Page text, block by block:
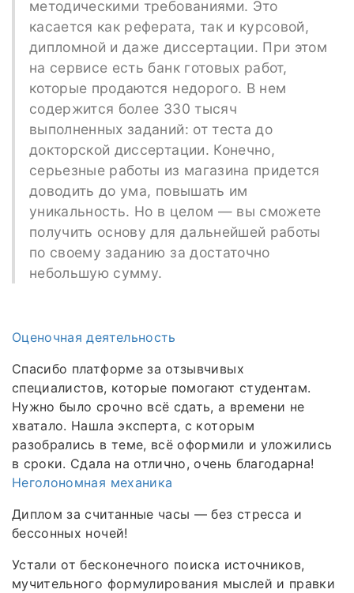
методическими требованиями. Это
касается как реферата, так и курсовой,
дипломной и даже диссертации. При этом
на сервисе есть банк готовых работ,
которые продаются недорого. В нем
содержится более 330 тысяч
выполненных заданий: от теста до
докторской диссертации. Конечно,
серьезные работы из магазина придется
доводить до ума, повышать им
уникальность. Но в целом — вы сможете
получить основу для дальнейшей работы
по своему заданию за достаточно
небольшую сумму.
Оценочная деятельность
Спасибо платформе за отзывчивых
специалистов, которые помогают студентам.
Нужно было срочно всё сдать, а времени не
хватало. Нашла эксперта, с которым
разобрались в теме, всё оформили и уложились
в сроки. Сдала на отлично, очень благодарна!
Неголономная механика
Диплом за считанные часы — без стресса и
бессонных ночей!
Устали от бесконечного поиска источников,
мучительного формулирования мыслей и правки